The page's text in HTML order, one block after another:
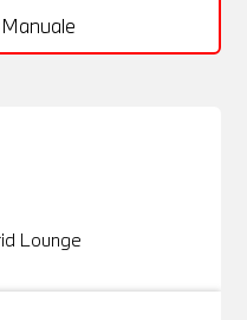
Manuale
Lounge